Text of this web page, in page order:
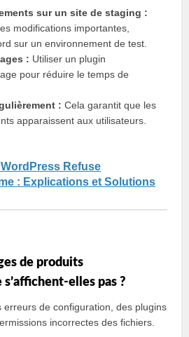
sur un site de staging :
modifications importantes,
sur un environnement de test.
: Utiliser un plugin
pour réduire le temps de
: Cela garantit que les
apparaissent aux utilisateurs.
Refuse
: Explications et Solutions
de produits
elles pas ?
erreurs de configuration, des plugins
incorrectes des fichiers.